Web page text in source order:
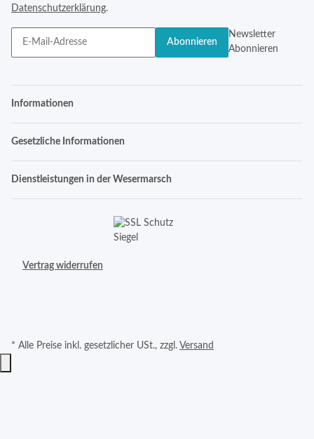
Datenschutzerklärung.
Abonnieren
Newsletter
Abonnieren
Informationen
Gesetzliche Informationen
Dienstleistungen in der Wesermarsch
Vertrag widerrufen
* Alle Preise inkl. gesetzlicher USt., zzgl. Versand